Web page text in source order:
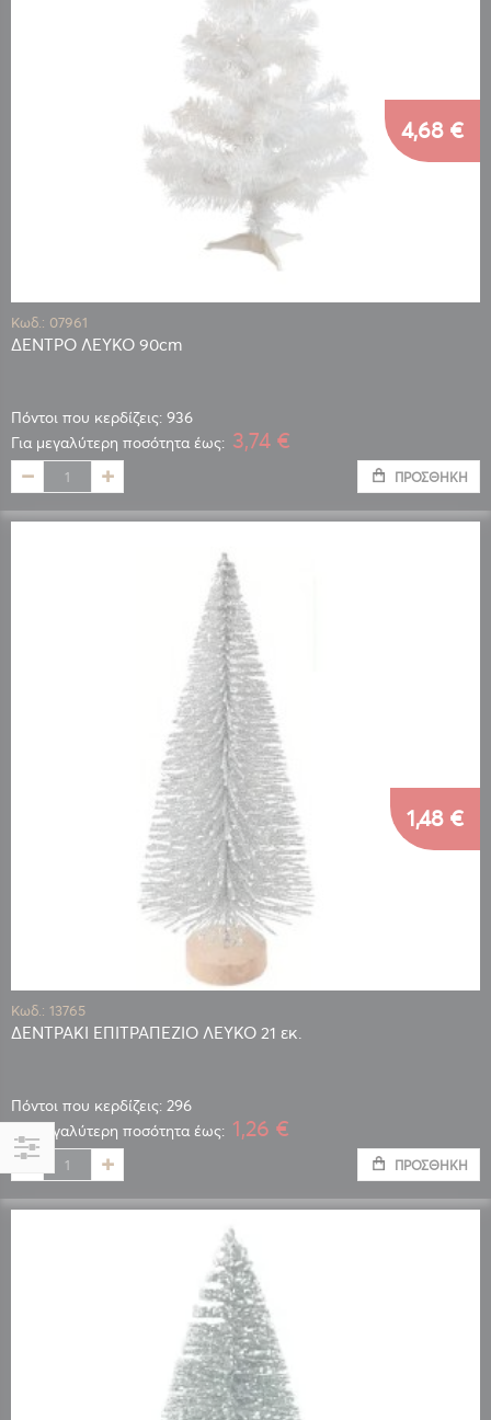
Κωδ.: 07961
ΔΕΝΤΡΟ ΛΕΥΚΟ 90cm
Πόντοι που κερδίζεις: 936
4,68 €
Για μεγαλύτερη ποσότητα έως: 3,74 €
ΠΡΟΣΘΉΚΗ
Κωδ.: 13765
ΔΕΝΤΡΑΚΙ ΕΠΙΤΡΑΠΕΖΙΟ ΛΕΥΚΟ 21 εκ.
Πόντοι που κερδίζεις: 296
1,48 €
Για μεγαλύτερη ποσότητα έως: 1,26 €
ΠΡΟΣΘΉΚΗ
Αγορά
κατά